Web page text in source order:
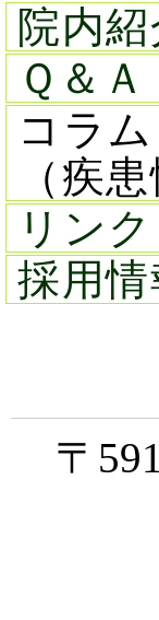
院内紹
Ｑ＆Ａ
コラム
（疾
リンク
採用情
〒